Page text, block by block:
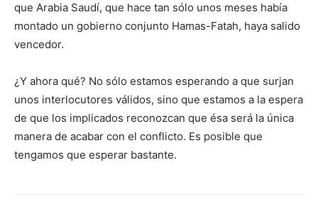
que Arabia Saudí, que hace tan sólo unos meses había
montado un gobierno conjunto Hamas-Fatah, haya salido
vencedor.
¿Y ahora qué? No sólo estamos esperando a que surjan
unos interlocutores válidos, sino que estamos a la espera
de que los implicados reconozcan que ésa será la única
manera de acabar con el conflicto. Es posible que
tengamos que esperar bastante.